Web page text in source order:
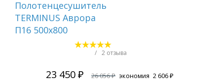
Полотенцесушитель
TERMINUS Аврора
П16 500х800
/ 2 отзыва
23 450 ₽ 26 056 ₽ экономия 2 606 ₽